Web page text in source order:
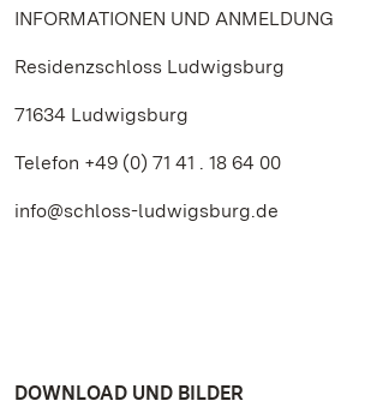
INFORMATIONEN UND ANMELDUNG
Residenzschloss Ludwigsburg
71634 Ludwigsburg
Telefon +49 (0) 71 41 . 18 64 00
info@schloss-ludwigsburg.de
DOWNLOAD UND BILDER